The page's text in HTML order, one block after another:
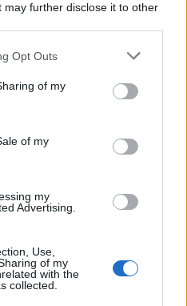
may further disclose it to other
Opt Outs
of my
of my
my
Advertising.
Use,
of my
with the
collected.